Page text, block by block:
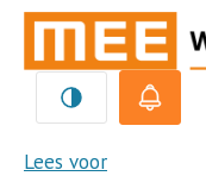
Lees voor
MEE